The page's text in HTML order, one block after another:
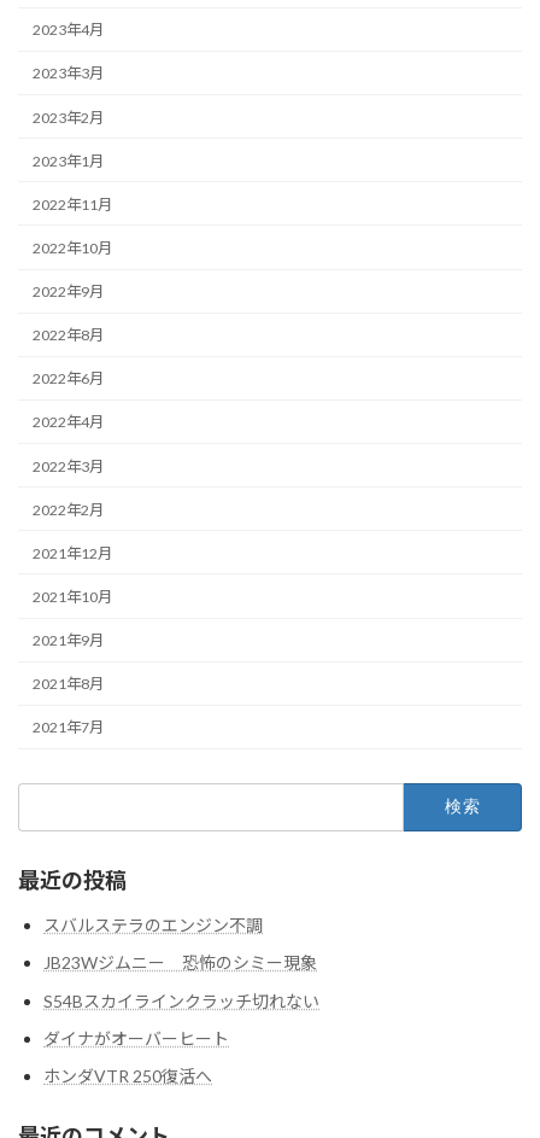
2023年4月
2023年3月
2023年2月
2023年1月
2022年11月
2022年10月
2022年9月
2022年8月
2022年6月
2022年4月
2022年3月
2022年2月
2021年12月
2021年10月
2021年9月
2021年8月
2021年7月
最近の投稿
スバルステラのエンジン不調
JB23Wジムニー 恐怖のシミー現象
S54Bスカイラインクラッチ切れない
ダイナがオーバーヒート
ホンダVTR 250復活へ